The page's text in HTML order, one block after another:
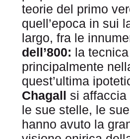
teorie del primo
quell’epoca in sui
largo, fra le
dell’800: la
principalmente
quest’ultima
Chagall si
le sue stelle, le
hanno avuto la